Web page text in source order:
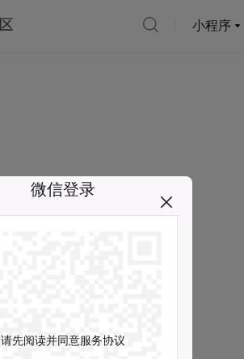
小程序
微信登录
请先阅读并同意服务协议